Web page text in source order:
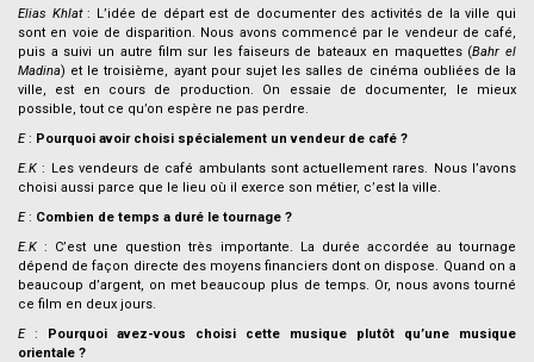
Elias Khlat: L’idée de départ est de documenter des activités de la ville qui
sont en voie de disparition. Nous avons commencé par le vendeur de café,
puis a suivi un autre film sur les faiseurs de bateaux en maquettes (Bahr el
Madina) et le troisième, ayant pour sujet les salles de cinéma oubliées de la
ville, est en cours de production. On essaie de documenter, le mieux
possible, tout ce qu’on espère ne pas perdre.
E: Pourquoi avoir choisi spécialement un vendeur de café ?
E.K : Les vendeurs de café ambulants sont actuellement rares. Nous l’avons
choisi aussi parce que le lieu où il exerce son métier, c’est la ville.
E: Combien de temps a duré le tournage ?
E.K: C’est une question très importante. La durée accordée au tournage
dépend de façon directe des moyens financiers dont on dispose. Quand on a
beaucoup d’argent, on met beaucoup plus de temps. Or, nous avons tourné
ce film en deux jours.
E: Pourquoi avez-vous choisi cette musique plutôt qu’une musique
orientale ?